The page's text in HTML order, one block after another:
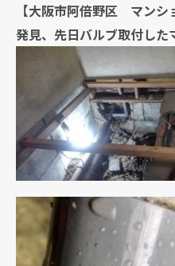
【大阪市阿倍野区 マン
発見、先日バルブ取付した